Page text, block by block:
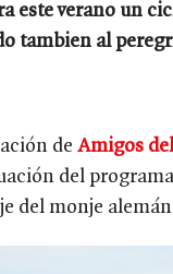
este verano un
tambien al
de Amigos
del
del monje